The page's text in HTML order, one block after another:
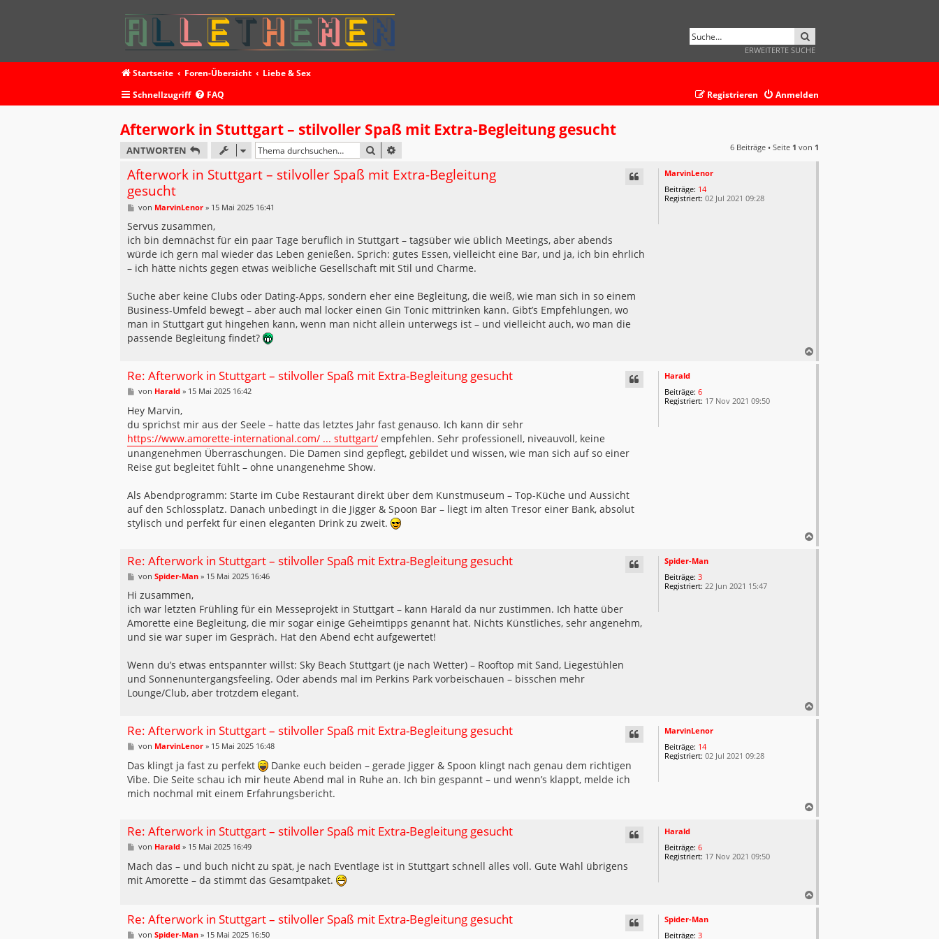
ERWEITERTE SUCHE
Startseite Foren-Übersicht
Liebe & Sex
Schnellzugriff
FAQ Anmelden
Registrieren
Afterwork in Stuttgart – stilvoller Spaß mit Extra-Begleitung gesucht
ANTWORTEN SUCHE 6 Beiträge • Seite 1 von 1
MarvinLenor
Beiträge: 14
Registriert: 02 Jul 2021 09:28
Afterwork in Stuttgart – stilvoller Spaß mit Extra-Begleitung
gesucht
B
i
r
a
g
von MarvinLenor» 15 Mai 2025 16:41
Servus zusammen,
ich bin demnächst für ein paar Tage beruflich in Stuttgart – tagsüber wie üblich Meetings, aber abends
würde ich gern mal wieder das Leben genießen. Sprich: gutes Essen, vielleicht eine Bar, und ja, ich bin ehrlich
– ich hätte nichts gegen etwas weibliche Gesellschaft mit Stil und Charme.
Suche aber keine Clubs oder Dating-Apps, sondern eher eine Begleitung, die weiß, wie man sich in so einem
Business-Umfeld bewegt – aber auch mal locker einen Gin Tonic mittrinken kann. Gibt’s Empfehlungen, wo
man in Stuttgart gut hingehen kann, wenn man nicht allein unterwegs ist – und vielleicht auch, wo man die
passende Begleitung findet?
a
Harald
Beiträge: 6
Registriert: 17 Nov 2021 09:50
Re: Afterwork in Stuttgart – stilvoller Spaß mit Extra-Begleitung gesucht
B
i
t
r
a
g
von Harald» 15 Mai 2025 16:42
Hey Marvin,
du sprichst mir aus der Seele – hatte das letztes Jahr fast genauso. Ich kann dir sehr
https://www.amorette-international.com/ ... stuttgart/ empfehlen. Sehr professionell, niveauvoll, keine
unangenehmen Überraschungen. Die Damen sind gepflegt, gebildet und wissen, wie man sich auf so einer
Reise gut begleitet fühlt – ohne unangenehme Show.
Als Abendprogramm: Starte im Cube Restaurant direkt über dem Kunstmuseum – Top-Küche und Aussicht
auf den Schlossplatz. Danach unbedingt in die Jigger & Spoon Bar – liegt im alten Tresor einer Bank, absolut
stylisch und perfekt für einen eleganten Drink zu zweit.
a
Spider-Man
Beiträge: 3
Registriert: 22 Jun 2021 15:47
Re: Afterwork in Stuttgart – stilvoller Spaß mit Extra-Begleitung gesucht
B
i
r
a
g
von Spider-Man» 15 Mai 2025 16:46
Hi zusammen,
ich war letzten Frühling für ein Messeprojekt in Stuttgart – kann Harald da nur zustimmen. Ich hatte über
Amorette eine Begleitung, die mir sogar einige Geheimtipps genannt hat. Nichts Künstliches, sehr angenehm,
und sie war super im Gespräch. Hat den Abend echt aufgewertet!
Wenn du’s etwas entspannter willst: Sky Beach Stuttgart (je nach Wetter) – Rooftop mit Sand, Liegestühlen
und Sonnenuntergangsfeeling. Oder abends mal im Perkins Park vorbeischauen – bisschen mehr
Lounge/Club, aber trotzdem elegant.
a
MarvinLenor
Beiträge: 14
Registriert: 02 Jul 2021 09:28
Re: Afterwork in Stuttgart – stilvoller Spaß mit Extra-Begleitung gesucht
B
i
t
r
a
g
von MarvinLenor» 15 Mai 2025 16:48
Das klingt ja fast zu perfekt
Danke euch beiden – gerade Jigger & Spoon klingt nach genau dem richtigen
Vibe. Die Seite schau ich mir heute Abend mal in Ruhe an. Ich bin gespannt – und wenn’s klappt, melde ich
mich nochmal mit einem Erfahrungsbericht.
a
Harald
Beiträge: 6
Registriert: 17 Nov 2021 09:50
Re: Afterwork in Stuttgart – stilvoller Spaß mit Extra-Begleitung gesucht
B
i
t
r
von Harald» 15 Mai 2025 16:49
Mach das – und buch nicht zu spät, je nach Eventlage ist in Stuttgart schnell alles voll. Gute Wahl übrigens
mit Amorette – da stimmt das Gesamtpaket.
a
Spider-Man
Beiträge: 3
Re: Afterwork in Stuttgart – stilvoller Spaß mit Extra-Begleitung gesucht
Bvon Spider-Man» 15 Mai 2025 16:50